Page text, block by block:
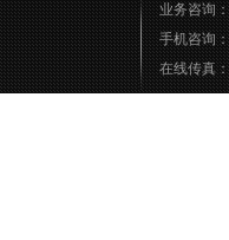
业务咨询
手机咨询
在线传真